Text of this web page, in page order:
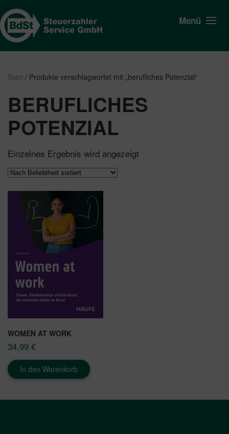
Menü
Start / Produkte verschlagwortet mit „berufliches Potenzial“
BERUFLICHES
POTENZIAL
Einzelnes Ergebnis wird angezeigt
WOMEN AT WORK
34,99 €
In den Warenkorb